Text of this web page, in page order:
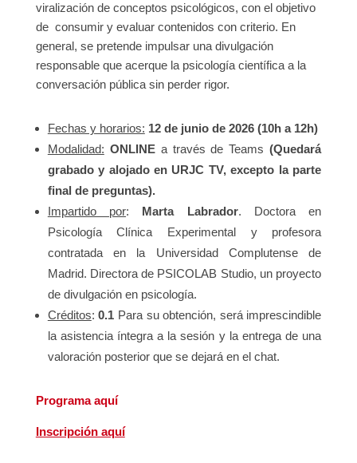
viralización de conceptos psicológicos, con el objetivo
de consumir y evaluar contenidos con criterio. En
general, se pretende impulsar una divulgación
responsable que acerque la psicología científica a la
conversación pública sin perder rigor.
Fechas y horarios: 12 de junio de 2026 (10h a 12h)
Modalidad: ONLINE a través de Teams (Quedará
grabado y alojado en URJC TV, excepto la parte
final de preguntas).
Impartido por: Marta Labrador. Doctora en
Psicología Clínica Experimental y profesora
contratada en la Universidad Complutense de
Madrid. Directora de PSICOLAB Studio, un proyecto
de divulgación en psicología.
Créditos: 0.1 Para su obtención, será imprescindible
la asistencia íntegra a la sesión y la entrega de una
valoración posterior que se dejará en el chat.
Programa aquí
Inscripción aquí